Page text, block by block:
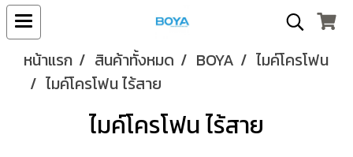
หน้าแรก สินค้าทั้งหมด BOYA
ไมค์โครโฟน
ไมค์โครโฟน ไร้สาย
ไมค์โครโฟน ไร้สาย